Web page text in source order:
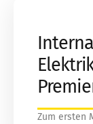
Zum ersten